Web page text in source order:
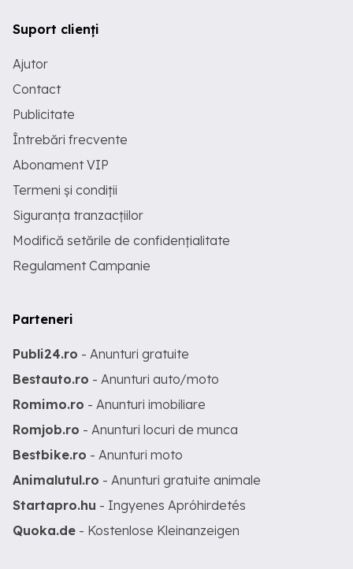
Suport clienți
Ajutor
Contact
Publicitate
Întrebări frecvente
Abonament VIP
Termeni și condiții
Siguranța tranzacțiilor
Modifică setările de confidențialitate
Regulament Campanie
Parteneri
Publi24.ro - Anunturi gratuite
Bestauto.ro - Anunturi auto/moto
Romimo.ro - Anunturi imobiliare
Romjob.ro - Anunturi locuri de munca
Bestbike.ro - Anunturi moto
Animalutul.ro - Anunturi gratuite animale
Startapro.hu - Ingyenes Apróhirdetés
Quoka.de - Kostenlose Kleinanzeigen